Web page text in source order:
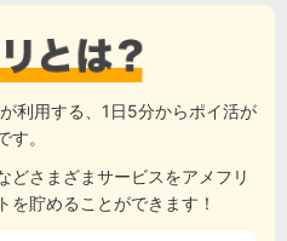
利用する、1日5分からポイ活が
。
どさまざまサービスをアメフリ
を貯めることができます！